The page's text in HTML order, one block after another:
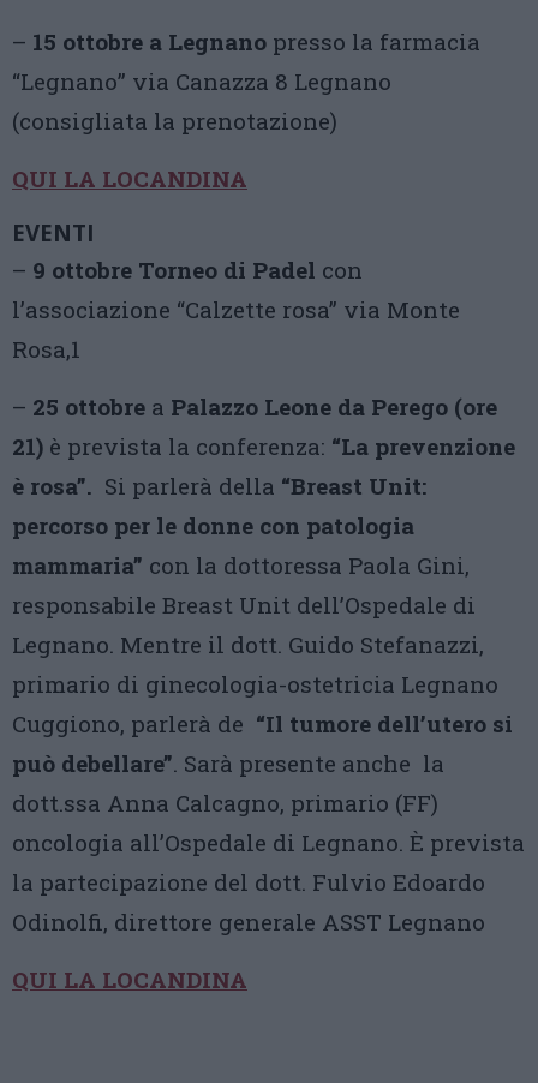
– 15 ottobre a Legnano presso la farmacia
“Legnano” via Canazza 8 Legnano
(consigliata la prenotazione)
QUI LA LOCANDINA
EVENTI
– 9 ottobre Torneo di Padel con
l’associazione “Calzette rosa” via Monte
Rosa,1
– 25 ottobre a Palazzo Leone da Perego (ore
21) è prevista la conferenza: “La prevenzione
è rosa”. Si parlerà della “Breast Unit:
percorso per le donne con patologia
mammaria” con la dottoressa Paola Gini,
responsabile Breast Unit dell’Ospedale di
Legnano. Mentre il dott. Guido Stefanazzi,
primario di ginecologia-ostetricia Legnano
Cuggiono, parlerà de “Il tumore dell’utero si
può debellare”. Sarà presente anche la
dott.ssa Anna Calcagno, primario (FF)
oncologia all’Ospedale di Legnano. È prevista
la partecipazione del dott. Fulvio Edoardo
Odinolfi, direttore generale ASST Legnano
QUI LA LOCANDINA